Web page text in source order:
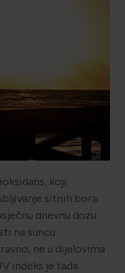
ZAŠTO NAŠA KOŽA
KOŽU NAKON
ISPOD VRATA?
koji
sitnih bora.
dnevnu dozu
na suncu
ne u dijelovima
indeks je tada